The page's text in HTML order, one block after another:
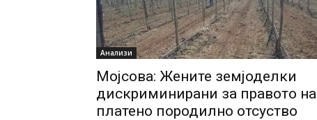
Анализи
Мојсова: Жените земјоделки
дискриминирани за правото на
платено породилно отсуство